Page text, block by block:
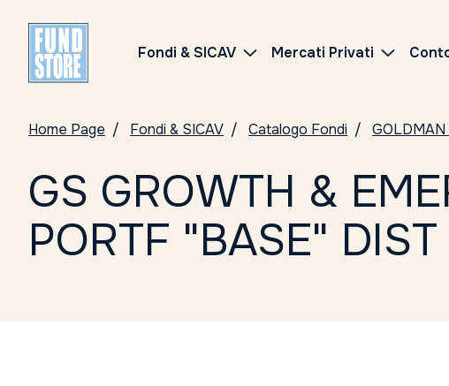
Fondi & SICAV Mercati Privati
Home Page Fondi & SICAV Catalogo Fondi GOLDMAN
GS GROWTH &
PORTF "BASE"